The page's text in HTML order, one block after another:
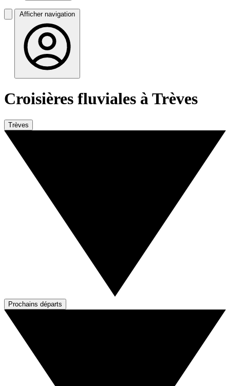
Afficher navigation
Croisières fluviales à Trèves
Trèves
Prochains départs